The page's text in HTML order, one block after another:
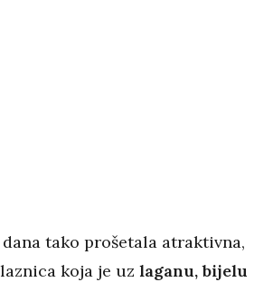
tako prošetala atraktivna,
koja je uz laganu, bijelu